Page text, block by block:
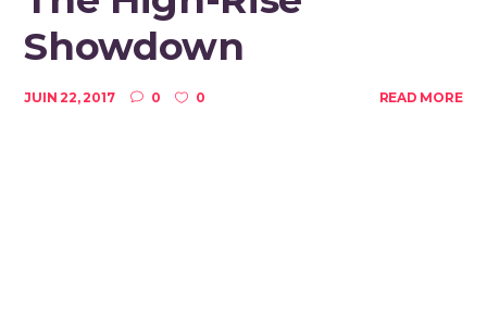
Showdown
JUIN 22, 2017 0 0 READ MORE